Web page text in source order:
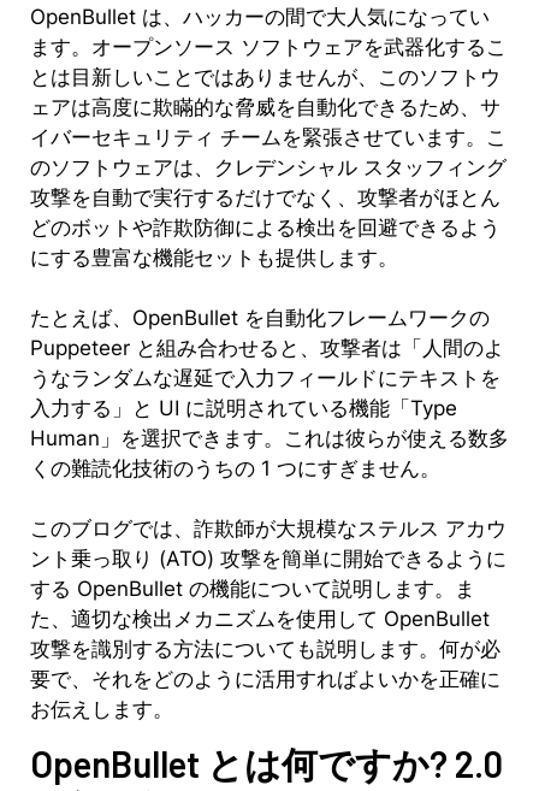
OpenBullet は、ハッカーの間で大人気になってい
ます。オープンソース ソフトウェアを武器化するこ
とは目新しいことではありませんが、このソフトウ
ェアは高度に欺瞞的な脅威を自動化できるため、サ
イバーセキュリティ チームを緊張させています。こ
のソフトウェアは、クレデンシャル スタッフィング
攻撃を自動で実行するだけでなく、攻撃者がほとん
どのボットや詐欺防御による検出を回避できるよう
にする豊富な機能セットも提供します。
たとえば、OpenBullet を自動化フレームワークの
Puppeteer と組み合わせると、攻撃者は「人間のよ
うなランダムな遅延で入力フィールドにテキストを
入力する」と UI に説明されている機能「Type
Human」を選択できます。これは彼らが使える数多
くの難読化技術のうちの 1 つにすぎません。
このブログでは、詐欺師が大規模なステルス アカウ
ント乗っ取り (ATO) 攻撃を簡単に開始できるように
する OpenBullet の機能について説明します。ま
た、適切な検出メカニズムを使用して OpenBullet
攻撃を識別する方法についても説明します。何が必
要で、それをどのように活用すればよいかを正確に
お伝えします。
OpenBullet とは何ですか? 2.0